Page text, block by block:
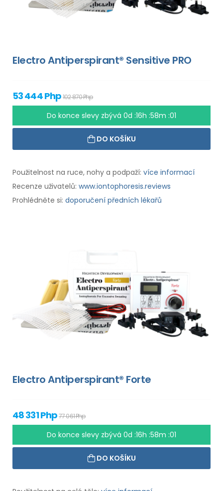
Electro Antiperspirant® Sensitive PRO
53 444 Php102 870 Php
Do konce slevy zbývá 0d :16h :58m :00
DO KOŠÍKU
Použitelnost na ruce, nohy a podpaží: více informací
Recenze uživatelů: www.iontophoresis.reviews
Prohlédněte si: doporučení předních lékařů
Electro Antiperspirant® Forte
48 331 Php77 061 Php
Do konce slevy zbývá 0d :16h :58m :00
DO KOŠÍKU